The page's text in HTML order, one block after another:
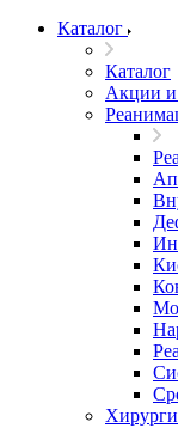
Каталог
Каталог
Акции и